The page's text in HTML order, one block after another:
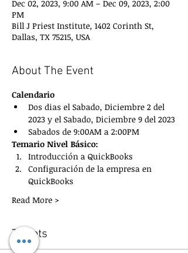
Dec 02, 2023, 9:00 AM – Dec 09, 2023, 2:00
PM
Bill J Priest Institute, 1402 Corinth St,
Dallas, TX 75215, USA
About The Event
Calendario
Dos dias el Sabado, Diciembre 2 del
2023 y el Sabado, Diciembre 9 del 2023
Sabados de 9:00AM a 2:00PM
Temario Nivel Básico:
Introducción a QuickBooks
Configuración de la empresa en
QuickBooks
Read More >
Tickets